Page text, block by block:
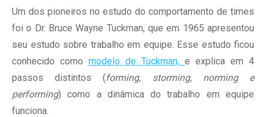
Um dos pioneiros no estudo do comportamento de times
foi o Dr. Bruce Wayne Tuckman, que em 1965 apresentou
seu estudo sobre trabalho em equipe. Esse estudo ficou
conhecido como modelo de Tuckman, e explica em 4
passos distintos (forming, storming, norming e
performing) como a dinâmica do trabalho em equipe
funciona.